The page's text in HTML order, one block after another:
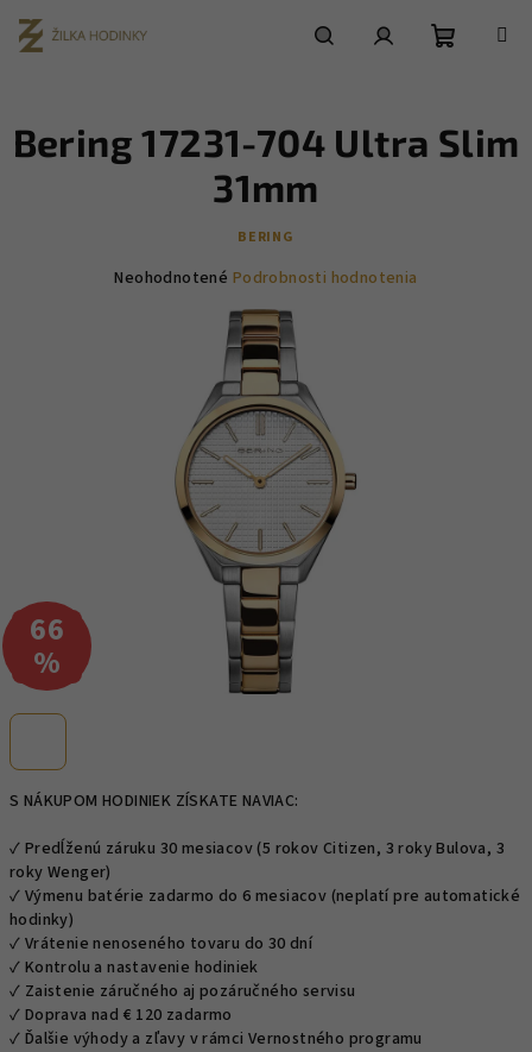
obsah
košík
S NÁKUPOM HODINIEK ZÍSKATE NAVIAC:
✓ Predĺženú záruku 30 mesiacov (5 rokov Citizen, 3 roky Bulova, 3
roky Wenger)
✓ Výmenu batérie zadarmo do 6 mesiacov (neplatí pre automatické
hodinky)
✓ Vrátenie nenoseného tovaru do 30 dní
✓ Kontrolu a nastavenie hodiniek
✓ Zaistenie záručného aj pozáručného servisu
✓ Doprava nad € 120 zadarmo
✓ Ďalšie výhody a zľavy v rámci Vernostného programu
Bering 17231-704 Ultra Slim
31mm
BERING
Priemerné
hviezdičiek.
Neohodnotené Podrobnosti hodnotenia
66
%